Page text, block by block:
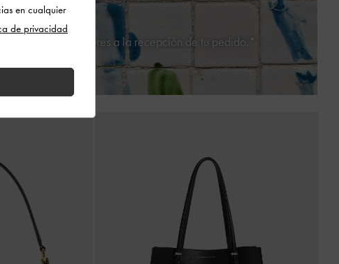
los 30 días posteriores a la recepción de tu pedido.*
en cualquier
de privacidad